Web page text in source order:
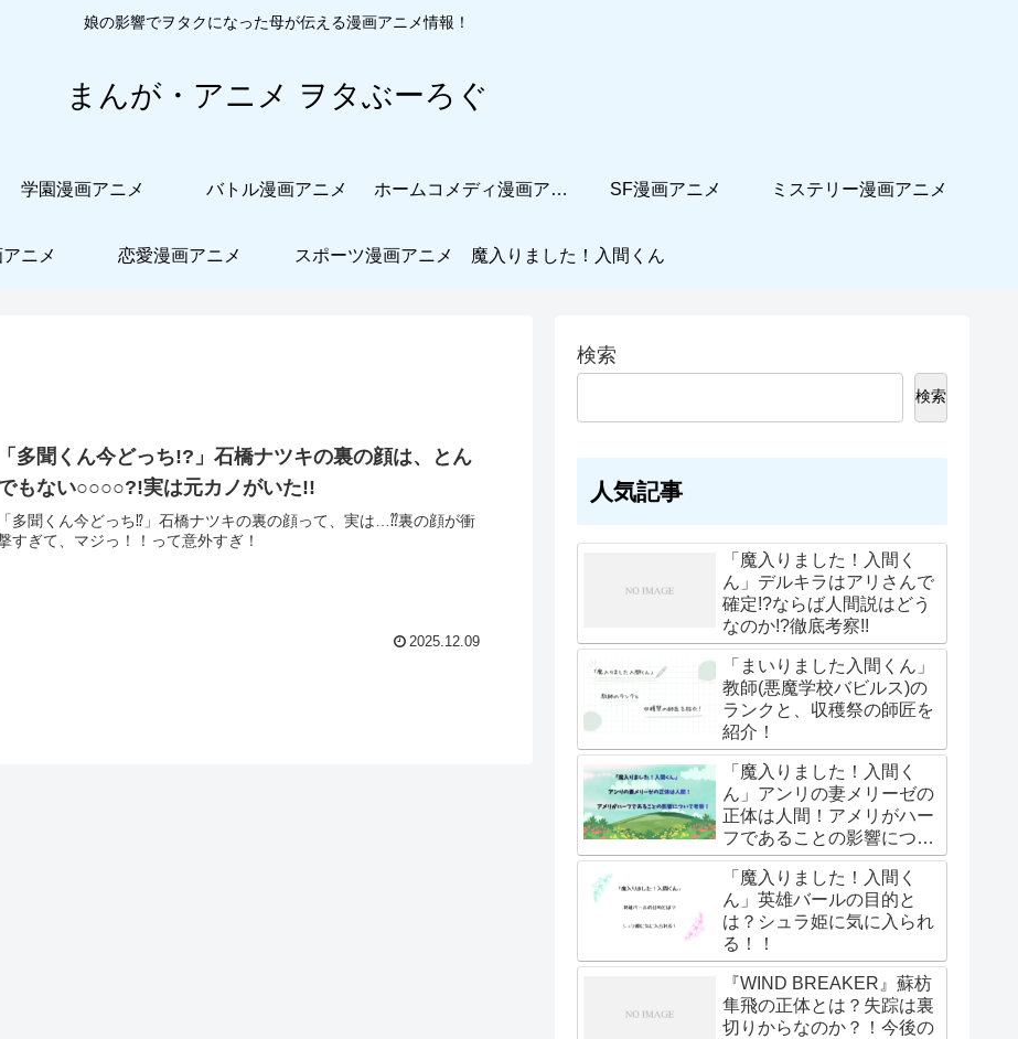
娘の影響でヲタクになった母が伝える漫画アニメ情報！
まんが・アニメ ヲタぶーろぐ
学園漫画アニメ バトル漫画アニメ ホームコメディ漫画アニメ SF漫画アニメ ミステリー漫画アニメ
ニメ 恋愛漫画アニメ スポーツ漫画アニメ 魔入りました！入間くん
「多聞くん今どっち!?」石橋ナツキの裏の顔は、とん
もない○○○○?!実は元カノがいた!!
「多聞くん今どっち⁉」石橋ナツキの裏の顔って、実は…⁇裏の顔が衝
すぎて、マジっ！！って意外すぎ！
2025.12.09
検索
検索
人気記事
「魔入りました！入間く
ん」デルキラはアリさんで
確定!?ならば人間説はどう
なのか!?徹底考察!!
「まいりました入間くん」
教師(悪魔学校バビルス)の
ランクと、収穫祭の師匠を
紹介！
「魔入りました！入間く
ん」アンリの妻メリーゼの
正体は人間！アメリがハー
フであることの影響につい
て考察！
「魔入りました！入間く
ん」英雄バールの目的と
は？シュラ姫に気に入られ
る！！
『WIND BREAKER』蘇枋
隼飛の正体とは？失踪は裏
切りからなのか？！今後の